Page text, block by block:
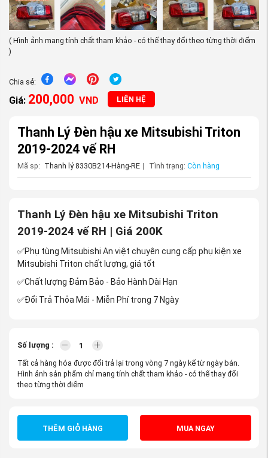
( Hình ảnh mang tính chất tham khảo - có thể thay đổi theo từng thời điểm
)
Chia sẻ:
Giá: 200,000 VND LIÊN HỆ
Thanh Lý Đèn hậu xe Mitsubishi Triton
2019-2024 vế RH
Mã sp: Thanh lý 8330B214-Hàng-RE | Tình trạng: Còn hàng
Thanh Lý Đèn hậu xe Mitsubishi Triton
2019-2024 vế RH | Giá 200K
✅Phụ tùng Mitsubishi An việt chuyên cung cấp phụ kiện xe
Mitsubishi Triton chất lượng, giá tốt
✅Chất lượng Đảm Bảo - Bảo Hành Dài Hạn
✅Đổi Trả Thỏa Mái - Miễn Phí trong 7 Ngày
Số lượng :
Tất cả hàng hóa được đổi trả lại trong vòng 7 ngày kể từ ngày bán.
Hình ảnh sản phẩm chỉ mang tính chất tham khảo - có thể thay đổi
theo từng thời điểm
THÊM GIỎ HÀNG MUA NGAY